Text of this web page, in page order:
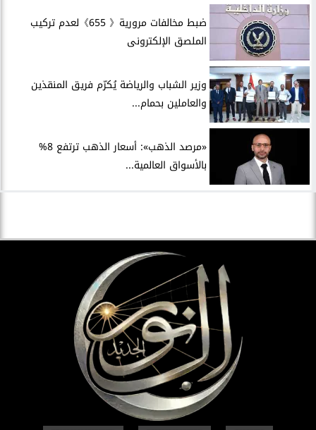
ضبط مخالفات مرورية《 655》لعدم تركيب
الملصق الإلكترونى
وزير الشباب والرياضة يُكرّم فريق المنقذين
والعاملين بحمام...
«مرصد الذهب»: أسعار الذهب ترتفع 8%
بالأسواق العالمية...